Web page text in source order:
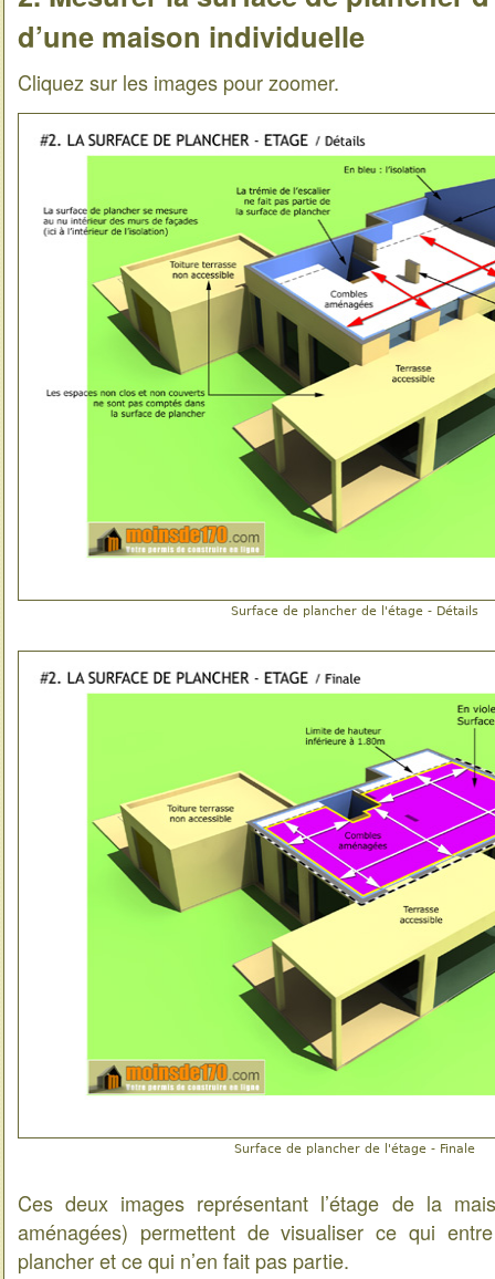
d’une maison individuelle
Cliquez sur les images pour zoomer.
Surface de plancher de l'étage - Détails
Surface de plancher de l'étage - Finale
Ces deux images représentant l’étage de la
aménagées) permettent de visualiser ce qui
plancher et ce qui n’en fait pas partie.